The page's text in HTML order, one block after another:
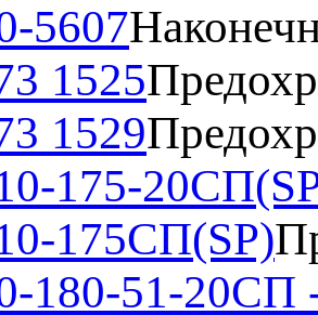
5607
1525
1529
175-
175СП(SP)
180-51-20СП